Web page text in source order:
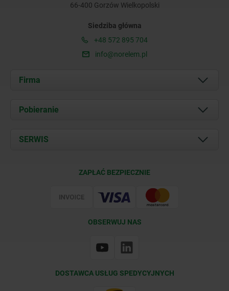
66-400 Gorzów Wielkopolski
Siedziba główna
+48 572 895 704
info@norelem.pl
Firma
O nas
Kontakt
Pobieranie
Documents
SERWIS
ZAPŁAĆ BEZPIECZNIE
OBSERWUJ NAS
DOSTAWCA USŁUG SPEDYCYJNYCH